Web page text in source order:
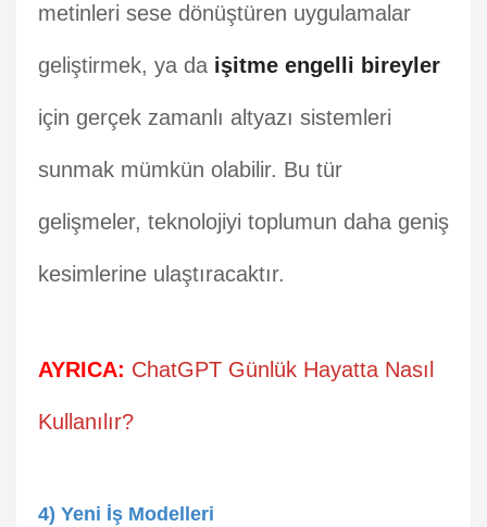
metinleri sese dönüştüren uygulamalar
geliştirmek, ya da işitme engelli bireyler
için gerçek zamanlı altyazı sistemleri
sunmak mümkün olabilir. Bu tür
gelişmeler, teknolojiyi toplumun daha geniş
kesimlerine ulaştıracaktır.
AYRICA: ChatGPT Günlük Hayatta Nasıl
Kullanılır?
4) Yeni İş Modelleri